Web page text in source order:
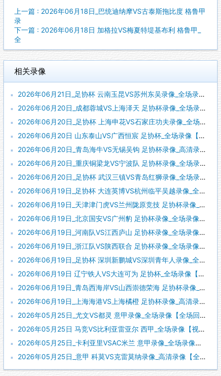
上一篇 : 2026年06月18日_巴统迪纳摩VS古泰斯拖比度 格鲁甲
录
下一篇 : 2026年06月18日 加格拉VS梅夏特堤基布利 格鲁甲_
全
相关录像
2026年06月21日_足协杯 云南玉昆VS苏州东吴录像_全场录像【视频集锦】
2026年06月20日_成都蓉城VS上海泽天 足协杯录像_全场录像【高清回放】
2026年06月20日_足协杯 上海申花VS石家庄功夫录像_全场录像【高清回放】
2026年06月20日 山东泰山VS广西恒宸 足协杯_全场录像【视频集锦】
2026年06月20日_青岛海牛VS无锡吴钩 足协杯录像_高清录像【全场回放】
2026年06月20日_重庆铜梁龙VS宁波队 足协杯录像_全场录像【视频集锦】
2026年06月20日_足协杯 武汉三镇VS青岛红狮录像_全场录像【全场回放】
2026年06月19日_足协杯 大连英博VS杭州临平吴越录像_全场录像【视频集锦】
2026年06月19日_天津津门虎VS兰州陇原竞技 足协杯录像_全场录像【全场回放】
2026年06月19日_北京国安VS广州豹 足协杯录像_全场录像【视频集锦】
2026年06月19日_河南队VS江西庐山 足协杯录像_全场录像【视频集锦】
2026年06月19日_浙江队VS陕西联合 足协杯录像_全场录像【视频集锦】
2026年06月19日_足协杯 深圳新鹏城VS深圳青年人录像_全场录像【全场回放】
2026年06月19日 辽宁铁人VS大连可为 足协杯_全场录像【视频集锦】
2026年06月19日_青岛西海岸VS山西崇德荣海 足协杯录像_高清录像【全场回放】
2026年06月19日_上海海港VS上海橘橙 足协杯录像_高清录像【全场回放】
2026年05月25日_尤文VS都灵 意甲录像_全场录像【全场回放】
2026年05月25日 马竞VS比利亚雷亚尔 西甲_全场录像【视频集锦】
2026年05月25日_卡利亚里VSAC米兰 意甲录像_全场录像【全场回放】
2026年05月25日_意甲 科莫VS克雷莫纳录像_高清录像【全场回放】